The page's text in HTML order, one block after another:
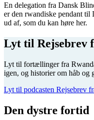
En delegation fra Dansk
er den rwandiske pendant til
ud af, som du kan høre her.
Lyt til Rejsebrev
Lyt til fortællinger fra
igen, og historier om håb og
Lyt til podcasten Rejsebrev
Den dystre fortid